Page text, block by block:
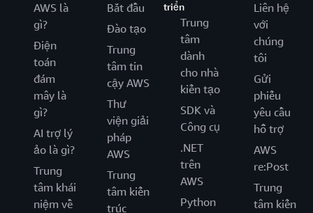
AWS là
gì?
Điện
toán
đám
mây là
gì?
AI trợ lý
ảo là gì?
Trung
tâm khái
niệm về
Bắt đầu
Đào tạo
Trung
tâm tin
cậy AWS
Thư
viện giải
pháp
AWS
Trung
tâm kiến
trúc
triển
Trung
tâm
dành
cho nhà
kiến tạo
SDK và
Công cụ
.NET
trên
AWS
Python
Liên hệ
với
chúng
tôi
Gửi
phiếu
yêu cầu
hỗ trợ
AWS
re:Post
Trung
tâm kiến